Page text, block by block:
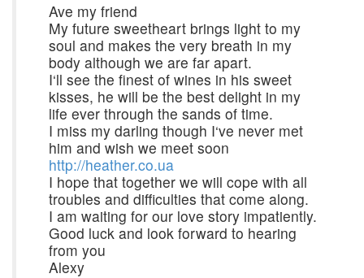
Ave my friend
My future sweetheart brings light to my
soul and makes the very breath in my
body although we are far apart.
I‘ll see the finest of wines in his sweet
kisses, he will be the best delight in my
life ever through the sands of time.
I miss my darling though I‘ve never met
him and wish we meet soon
http://heather.co.ua
I hope that together we will cope with all
troubles and difficulties that come along.
I am waiting for our love story impatiently.
Good luck and look forward to hearing
from you
Alexy